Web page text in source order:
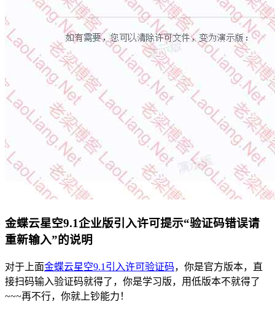
金蝶云星空9.1企业版引入许可提示“验证码错误请
重新输入”的说明
对于上面金蝶云星空9.1引入许可验证码，你是官方版本，直
接扫码输入验证码就得了，你是学习版，用低版本不就得了
~~~再不行，你就上钞能力！